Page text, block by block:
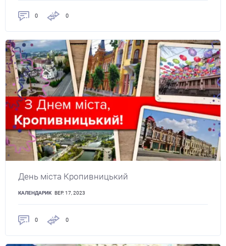
0 0
День міста Кропивницький
КАЛЕНДАРИК ВЕР. 17, 2023
0 0